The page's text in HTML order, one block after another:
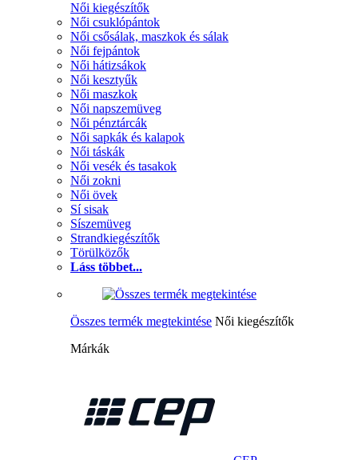
Női kiegészítők
Női csuklópántok
Női csősálak, maszkok és sálak
Női fejpántok
Női hátizsákok
Női kesztyűk
Női maszkok
Női napszemüveg
Női pénztárcák
Női sapkák és kalapok
Női táskák
Női vesék és tasakok
Női zokni
Női övek
Sí sisak
Síszemüveg
Strandkiegészítők
Törülközők
Láss többet...
Összes termék megtekintése Női kiegészítők
Márkák